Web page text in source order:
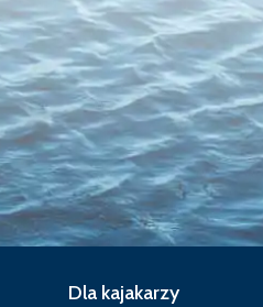
Dla kajakarzy